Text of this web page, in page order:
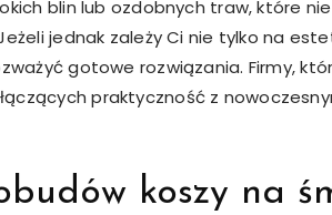
blin lub ozdobnych traw, które
jednak zależy Ci nie tylko na
gotowe rozwiązania. Firmy,
praktyczność z
koszy na